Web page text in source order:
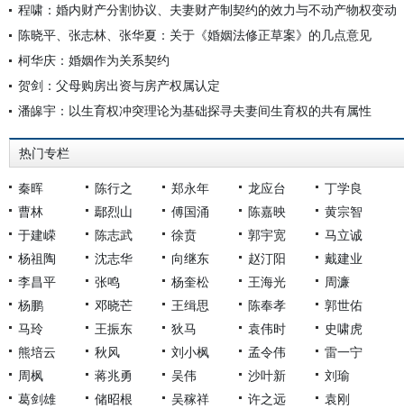
程啸：婚内财产分割协议、夫妻财产制契约的效力与不动产物权变动
陈晓平、张志林、张华夏：关于《婚姻法修正草案》的几点意见
柯华庆：婚姻作为关系契约
贺剑：父母购房出资与房产权属认定
潘皞宇：以生育权冲突理论为基础探寻夫妻间生育权的共有属性
热门专栏
秦晖 陈行之 郑永年 龙应台
丁学良
曹林
鄢烈山 傅国涌 陈嘉映
黄宗智
于建嵘
陈志武 徐贲 郭宇宽
马立诚
杨祖陶
沈志华 向继东 赵汀阳
戴建业
李昌平
张鸣 杨奎松 王海光
周濂
杨鹏
邓晓芒 王缉思 陈奉孝
郭世佑
马玲
王振东 狄马 袁伟时
史啸虎
熊培云
秋风 刘小枫 孟令伟
雷一宁
周枫
蒋兆勇 吴伟 沙叶新
刘瑜
葛剑雄
储昭根 吴稼祥 许之远 袁刚